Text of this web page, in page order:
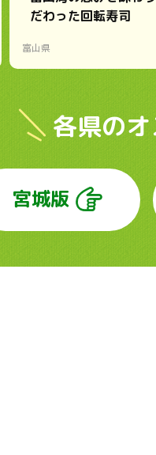
だわった回転寿司
富山県
各県の
宮城版